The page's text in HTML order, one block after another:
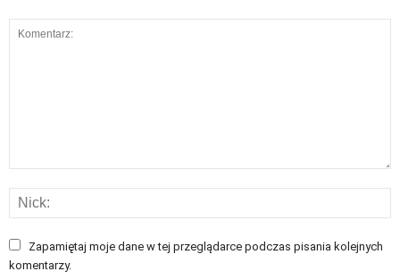
Zapamiętaj moje dane w tej przeglądarce podczas pisania kolejnych
komentarzy.